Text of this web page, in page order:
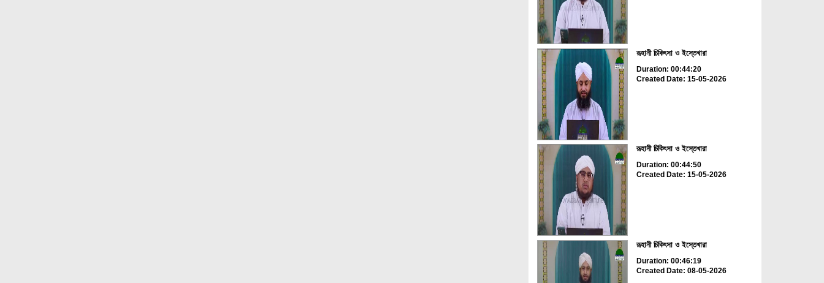
রূহানী চিকিৎসা ও ইস্তেখারা
Duration: 00:44:20
Created Date: 15-05-2026
রূহানী চিকিৎসা ও ইস্তেখারা
Duration: 00:44:50
Created Date: 15-05-2026
রূহানী চিকিৎসা ও ইস্তেখারা
Duration: 00:46:19
Created Date: 08-05-2026